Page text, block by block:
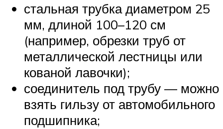
стальная трубка диаметром 25
мм, длиной 100–120 см
(например, обрезки труб от
металлической лестницы или
кованой лавочки);
соединитель под трубу — можно
взять гильзу от автомобильного
подшипника;